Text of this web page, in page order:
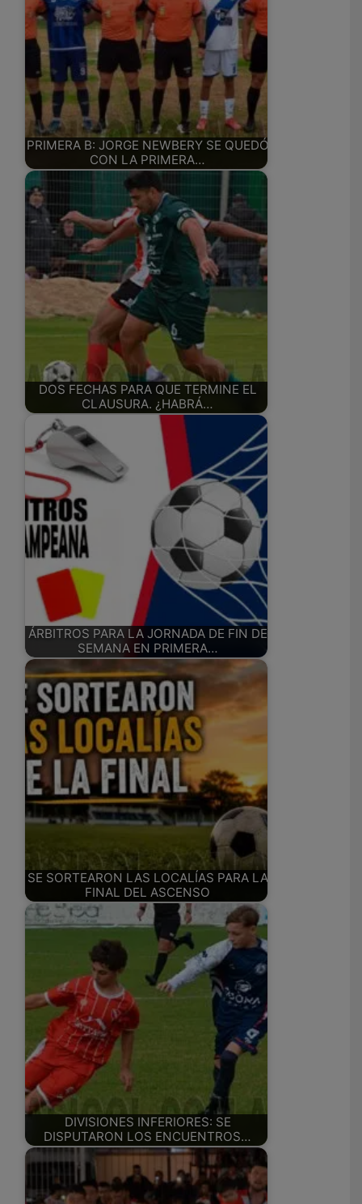
PRIMERA B: JORGE NEWBERY SE QUEDÓ
CON LA PRIMERA…
DOS FECHAS PARA QUE TERMINE EL
CLAUSURA. ¿HABRÁ…
ÁRBITROS PARA LA JORNADA DE FIN DE
SEMANA EN PRIMERA…
SE SORTEARON LAS LOCALÍAS PARA LA
FINAL DEL ASCENSO
DIVISIONES INFERIORES: SE
DISPUTARON LOS ENCUENTROS…